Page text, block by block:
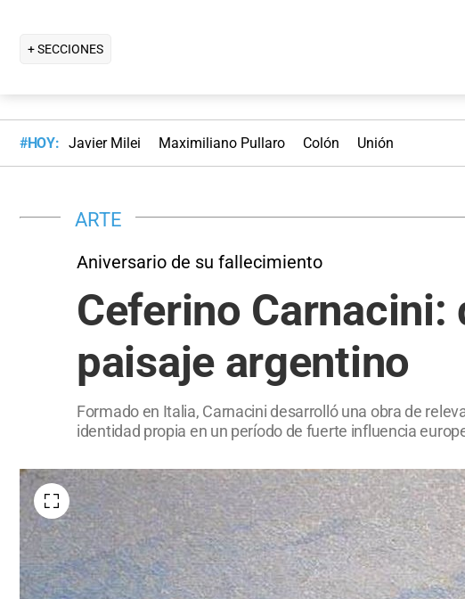
+ SECCIONES
#HOY: Javier Milei Maximiliano Pullaro Colón Unión
ARTE
Aniversario de su fallecimiento
Ceferino
paisaje argentino
Formado en Italia, Carnacini desarrolló una obra de
identidad propia en un período de fuerte influencia